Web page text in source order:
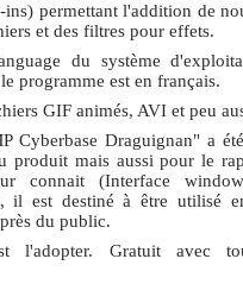
ins) permettant l'addition de
et des filtres pour effets.
du système
programme est en français.
GIF animés, AVI et peu
Cyberbase Draguignan" a
produit mais aussi pour le
connait (Interface
il est destiné à être utilisé
du public.
l'adopter. Gratuit avec